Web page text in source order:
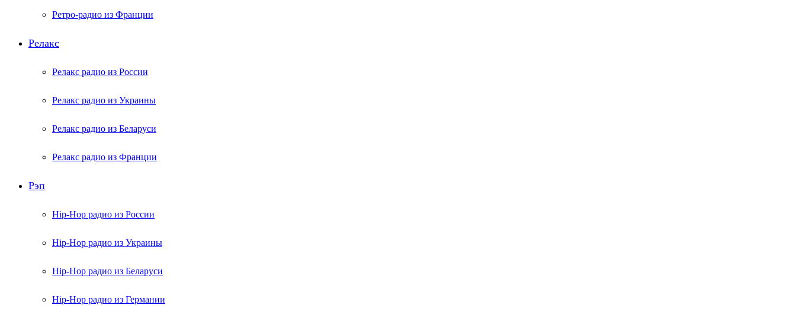
Ретро-радио из Франции
Релакс
Релакс радио из России
Релакс радио из Украины
Релакс радио из Беларуси
Релакс радио из Франции
Рэп
Hip-Hop радио из России
Hip-Hop радио из Украины
Hip-Hop радио из Беларуси
Hip-Hop радио из Германии